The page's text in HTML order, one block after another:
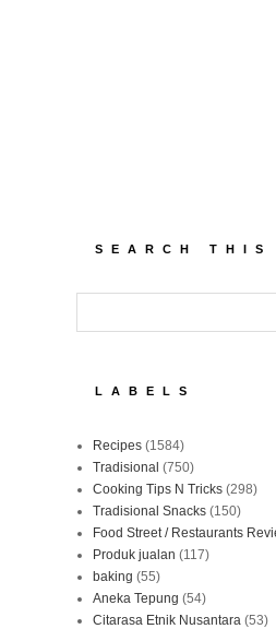
SEARCH THIS
LABELS
Recipes (1584)
Tradisional (750)
Cooking Tips N Tricks (298)
Tradisional Snacks (150)
Food Street / Restaurants
Produk jualan (117)
baking (55)
Aneka Tepung (54)
Citarasa Etnik Nusantara (53)